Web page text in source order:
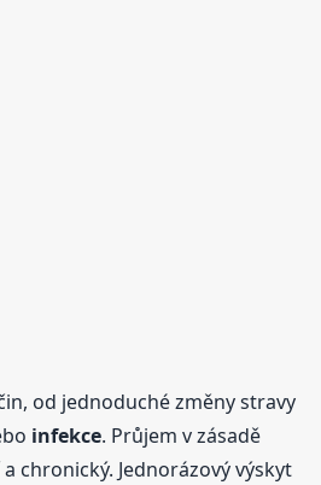
od jednoduché změny stravy
infekce. Průjem v zásadě
chronický. Jednorázový výskyt